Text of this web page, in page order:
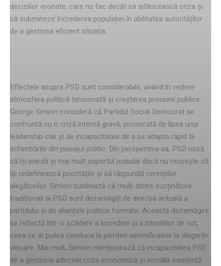
deciziilor eronate, care nu fac decât să adâncească criza și
să submineze încrederea populației în abilitatea autorităților
de a gestiona eficient situația.
Effectele asupra PSD sunt considerabile, având în vedere
atmosfera politică tensionată și creșterea presiunii publice.
George Simion consideră că Partidul Social Democrat se
confruntă cu o criză internă gravă, provocată de lipsa unui
leadership clar și de incapacitatea de a se adapta rapid la
schimbările din peisajul politic. Din perspectiva sa, PSD riscă
să își piardă și mai mult suportul popular dacă nu reușește să
își redefinească prioritățile și să răspundă cerințelor
alegătorilor. Simion subliniază că mulți dintre susținătorii
tradiționali ai PSD sunt dezamăgiți de direcția actuală a
partidului și de alianțele politice formate. Această dezamăgire
se reflectă într-o scădere a încrederii și a intențiilor de vot,
ceea ce ar putea conduce la pierderi semnificative la alegerile
viitoare. Mai mult, Simion menționează că incapacitatea PSD
de a gestiona adecvat criza economică și socială existentă